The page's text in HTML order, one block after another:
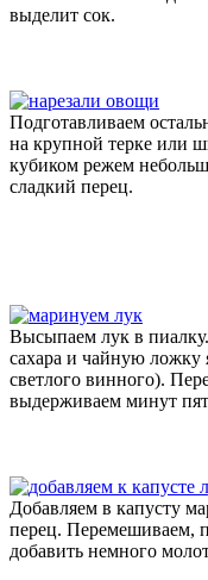
выделит сок.
Подготавливаем
на крупной терке или
кубиком режем
сладкий перец.
Высыпаем лук в
сахара и чайную ложку
светлого винного).
выдерживаем минут
Добавляем в капусту
перец. Перемешиваем,
добавить немного